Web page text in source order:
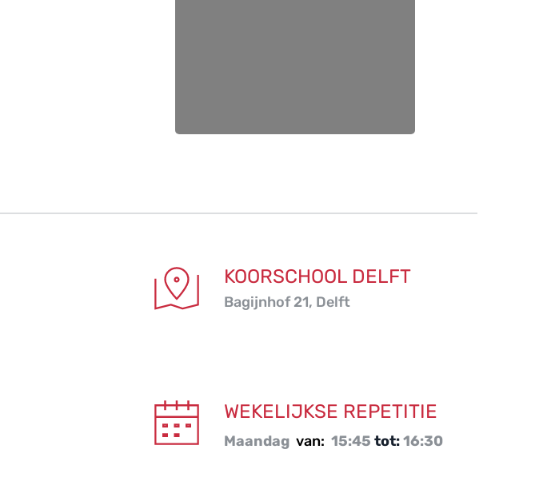
KOORSCHOOL DELFT
Bagijnhof 21, Delft
WEKELIJKSE REPETITIE
Maandag van: 15:45 tot: 16:30